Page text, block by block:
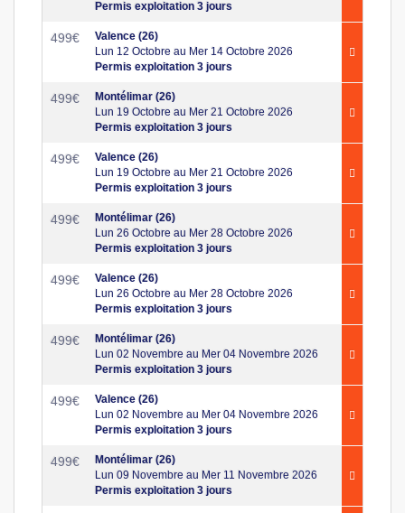
Permis exploitation 3 jours
499€
Valence (26)
Lun 12 Octobre au Mer 14 Octobre 2026
Permis exploitation 3 jours
499€
Montélimar (26)
Lun 19 Octobre au Mer 21 Octobre 2026
Permis exploitation 3 jours
499€
Valence (26)
Lun 19 Octobre au Mer 21 Octobre 2026
Permis exploitation 3 jours
499€
Montélimar (26)
Lun 26 Octobre au Mer 28 Octobre 2026
Permis exploitation 3 jours
499€
Valence (26)
Lun 26 Octobre au Mer 28 Octobre 2026
Permis exploitation 3 jours
499€
Montélimar (26)
Lun 02 Novembre au Mer 04 Novembre 2026
Permis exploitation 3 jours
499€
Valence (26)
Lun 02 Novembre au Mer 04 Novembre 2026
Permis exploitation 3 jours
499€
Montélimar (26)
Lun 09 Novembre au Mer 11 Novembre 2026
Permis exploitation 3 jours